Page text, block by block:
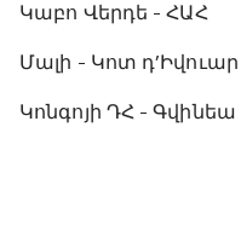
Կաբո Վերդե - ՀԱՀ
Մալի - Կոտ դ’Իվուար
Կոնգոյի ԴՀ - Գվինեա